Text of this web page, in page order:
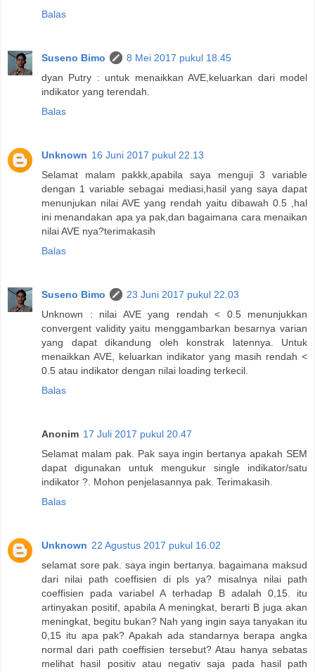
Balas
Suseno Bimo
8 Mei 2017 pukul 18.45
dyan Putry : untuk menaikkan AVE,keluarkan dari model
indikator yang terendah.
Balas
Unknown 16 Juni 2017 pukul 22.13
Selamat malam pakkk,apabila saya menguji 3 variable
dengan 1 variable sebagai mediasi,hasil yang saya dapat
menunjukan nilai AVE yang rendah yaitu dibawah 0.5 ,hal
ini menandakan apa ya pak,dan bagaimana cara menaikan
nilai AVE nya?terimakasih
Balas
Suseno Bimo
23 Juni 2017 pukul 22.03
Unknown : nilai AVE yang rendah < 0.5 menunjukkan
convergent validity yaitu menggambarkan besarnya varian
yang dapat dikandung oleh konstrak latennya. Untuk
menaikkan AVE, keluarkan indikator yang masih rendah <
0.5 atau indikator dengan nilai loading terkecil.
Balas
Anonim 17 Juli 2017 pukul 20.47
Selamat malam pak. Pak saya ingin bertanya apakah SEM
dapat digunakan untuk mengukur single indikator/satu
indikator ?. Mohon penjelasannya pak. Terimakasih.
Balas
Unknown 22 Agustus 2017 pukul 16.02
selamat sore pak. saya ingin bertanya. bagaimana maksud
dari nilai path coeffisien di pls ya? misalnya nilai path
coeffisien pada variabel A terhadap B adalah 0,15. itu
artinyakan positif, apabila A meningkat, berarti B juga akan
meningkat, begitu bukan? Nah yang ingin saya tanyakan itu
0,15 itu apa pak? Apakah ada standarnya berapa angka
normal dari path coeffisien tersebut? Atau hanya sebatas
melihat hasil positiv atau negativ saja pada hasil path